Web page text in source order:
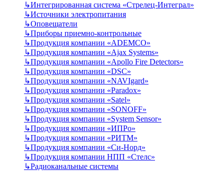
↳Интегрированная система «Стрелец-Интеграл»
↳Источники электропитания
↳Оповещатели
↳Приборы приемно-контрольные
↳Продукция компании «ADEMCO»
↳Продукция компании «Ajax Systems»
↳Продукция компании «Apollo Fire Detectors»
↳Продукция компании «DSC»
↳Продукция компании «NAVIgard»
↳Продукция компании «Paradox»
↳Продукция компании «Satel»
↳Продукция компании «SONOFF»
↳Продукция компании «System Sensor»
↳Продукция компании «ИПРо»
↳Продукция компании «РИТМ»
↳Продукция компании «Си-Норд»
↳Продукция компании НПП «Стелс»
↳Радиоканальные системы